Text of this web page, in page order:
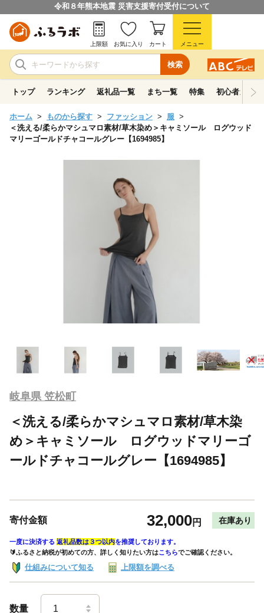
令和８年熊本地震 災害支援寄付受付について
検索
上限額 お気に入り カート メニュー
トップ ランキング 返礼品一覧 まち一覧 特集 初心者ガイド
ホーム ものから探す ファッション
服
＜洗える/柔らかマシュマロ素材/草木染め＞キャミソール ログウッド
マリーゴールドチャコールグレー【1694985】
岐阜県 笠松町
＜洗える/柔らかマシュマロ素材/草木染
め＞キャミソール ログウッドマリーゴ
ールドチャコールグレー【1694985】
寄付金額 32,000円 在庫あり
一度に決済する 返礼品数は３つ以内を推奨しております。
🔰ふるさと納税が初めての方、詳しく知りたい方はこちらでご確認ください。
仕組みについて知る 上限額を調べる
数量